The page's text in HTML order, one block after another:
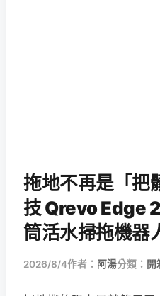
拖地不再是「把
技 Qrevo Edge
筒活水掃拖機器
2026/8/4作者： 阿湯分類： 開